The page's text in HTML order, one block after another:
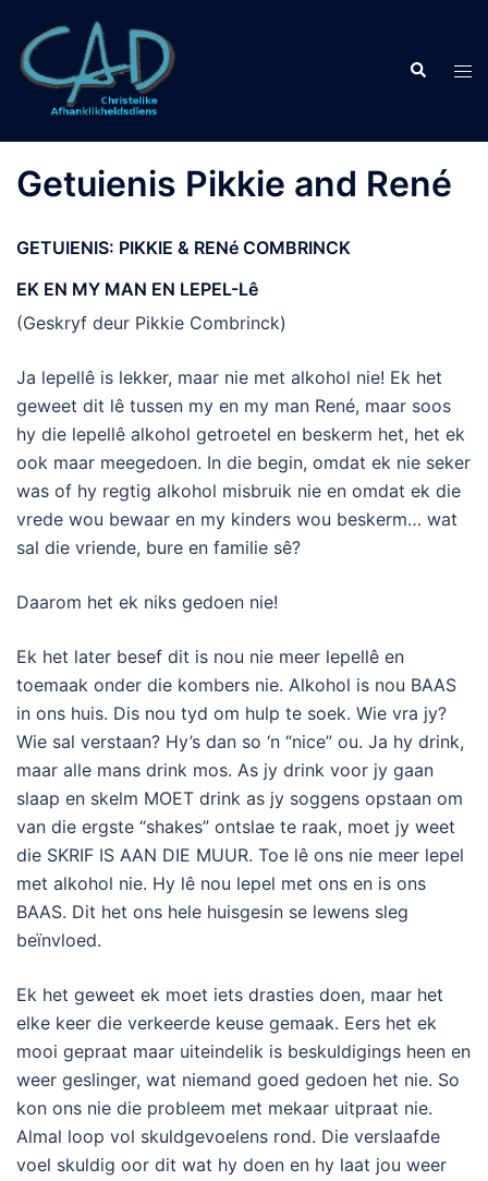
Getuienis Pikkie and René
GETUIENIS: PIKKIE & RENé COMBRINCK
EK EN MY MAN EN LEPEL-Lê
(Geskryf deur Pikkie Combrinck)
Ja lepellê is lekker, maar nie met alkohol nie! Ek het
geweet dit lê tussen my en my man René, maar soos
hy die lepellê alkohol getroetel en beskerm het, het ek
ook maar meegedoen. In die begin, omdat ek nie seker
was of hy regtig alkohol misbruik nie en omdat ek die
vrede wou bewaar en my kinders wou beskerm… wat
sal die vriende, bure en familie sê?
Daarom het ek niks gedoen nie!
Ek het later besef dit is nou nie meer lepellê en
toemaak onder die kombers nie. Alkohol is nou BAAS
in ons huis. Dis nou tyd om hulp te soek. Wie vra jy?
Wie sal verstaan? Hy’s dan so ‘n “nice” ou. Ja hy drink,
maar alle mans drink mos. As jy drink voor jy gaan
slaap en skelm MOET drink as jy soggens opstaan om
van die ergste “shakes” ontslae te raak, moet jy weet
die SKRIF IS AAN DIE MUUR. Toe lê ons nie meer lepel
met alkohol nie. Hy lê nou lepel met ons en is ons
BAAS. Dit het ons hele huisgesin se lewens sleg
beïnvloed.
Ek het geweet ek moet iets drasties doen, maar het
elke keer die verkeerde keuse gemaak. Eers het ek
mooi gepraat maar uiteindelik is beskuldigings heen en
weer geslinger, wat niemand goed gedoen het nie. So
kon ons nie die probleem met mekaar uitpraat nie.
Almal loop vol skuldgevoelens rond. Die verslaafde
voel skuldig oor dit wat hy doen en hy laat jou weer